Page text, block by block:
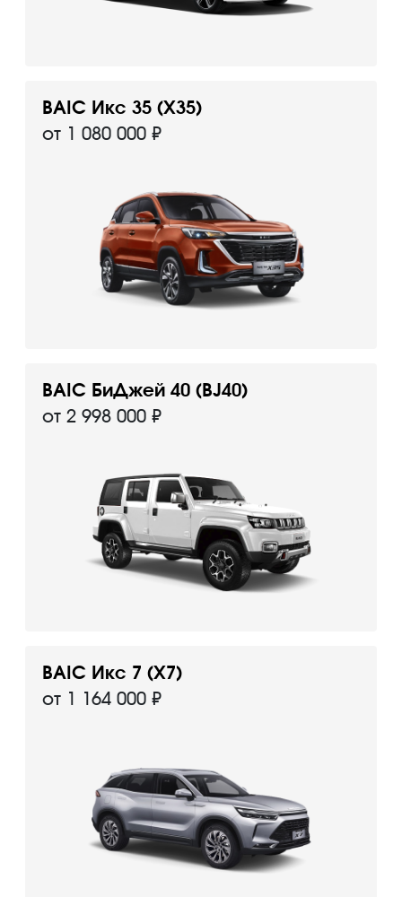
BAIC Икс 35 (X35)
от 1 080 000 ₽
BAIC БиДжей 40 (BJ40)
от 2 998 000 ₽
BAIC Икс 7 (X7)
от 1 164 000 ₽